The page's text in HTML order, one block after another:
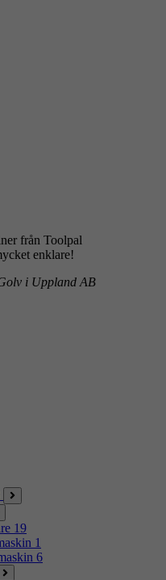
från Toolpal
enklare!
i Uppland AB
19
1
6